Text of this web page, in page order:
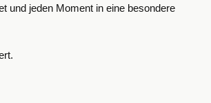
und jeden Moment in eine besondere